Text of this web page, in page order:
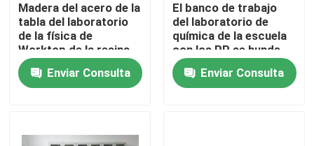
Sobre nosotros
Viaje de la fábrica
Madera del acero de la
tabla del laboratorio
de la física de
Worktop de la resina
fenólica
Enviar Consulta
El banco de trabajo
del laboratorio de
química de la escuela
con los PP se hunde
Enviar Consulta